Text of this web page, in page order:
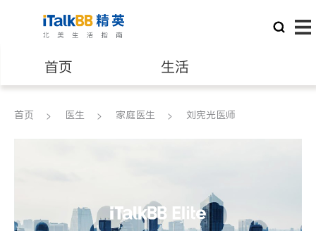
首页 生活
医生 律师
首页 医生 家庭医生 刘宪光医师